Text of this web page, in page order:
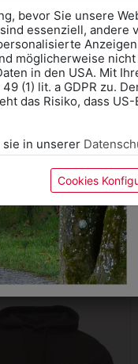
1HTLESTSHIRT
MIT SCHULLOGO
€ 13,90
bevor Sie unsere
essenziell,
möglicherweise
in den USA. Mit
(1) lit. a GDPR zu.
das Risiko, dass
in unserer
Cookies